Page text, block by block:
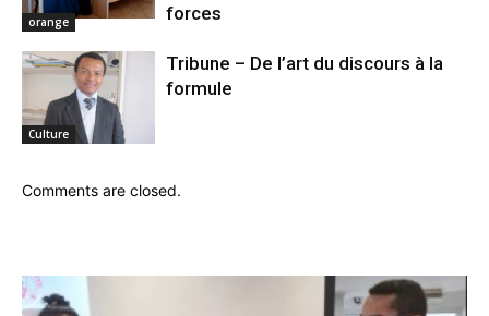
orange
forces
Culture
Tribune – De l’art du discours à la
formule
Comments are closed.